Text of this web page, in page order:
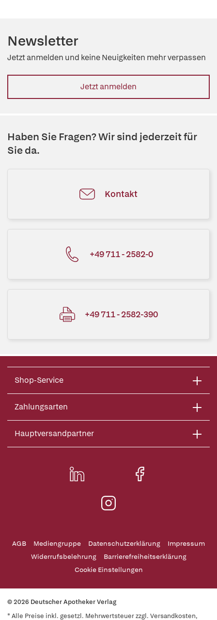
Newsletter
Jetzt anmelden und keine Neuigkeiten mehr verpassen
Jetzt anmelden
Haben Sie Fragen? Wir sind jederzeit für
Sie da.
Kontakt
+49 711 - 2582-0
+49 711 - 2582-390
Shop-Service
Zahlungsarten
Hauptversandpartner
AGB Mediengruppe Datenschutzerklärung
Impressum
Widerrufsbelehrung
Barrierefreiheitserklärung
Cookie Einstellungen
© 2026 Deutscher Apotheker Verlag
* Alle Preise inkl. gesetzl. Mehrwertsteuer zzgl. Versandkosten,